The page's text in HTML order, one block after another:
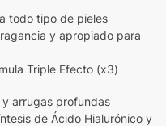
todo tipo de pieles
y apropiado para
Triple Efecto (x3)
y arrugas profundas
de Ácido Hialurónico y